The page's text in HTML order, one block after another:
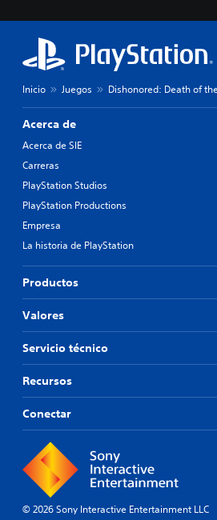
Inicio Juegos Dishonored: Death of
Acerca de
Acerca de SIE
Carreras
PlayStation Studios
PlayStation Productions
Empresa
La historia de PlayStation
Productos
Valores
Servicio técnico
Recursos
Conectar
© 2026 Sony Interactive Entertainment LLC